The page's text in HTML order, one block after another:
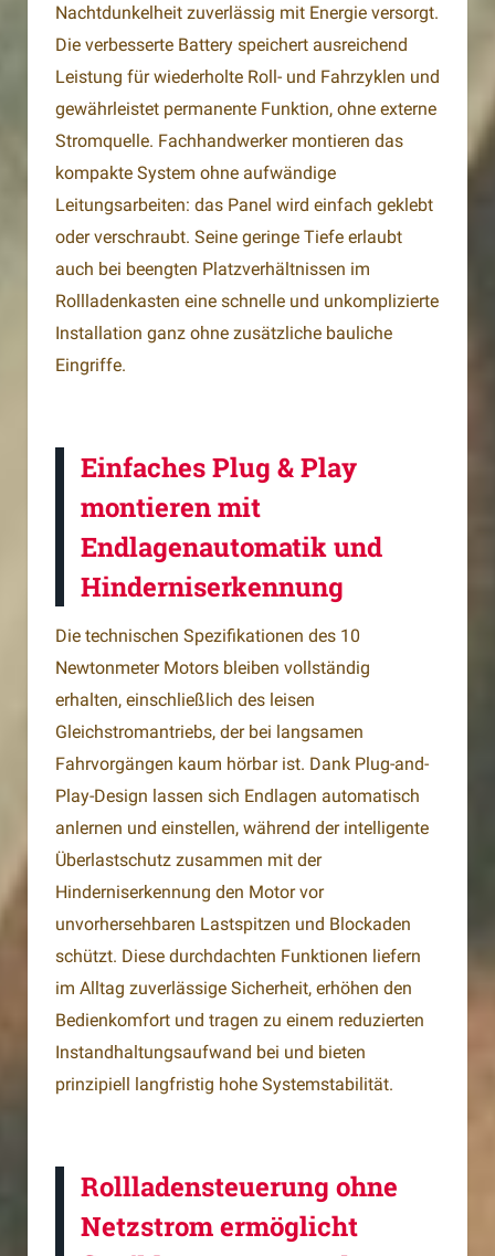
Nachtdunkelheit zuverlässig mit Energie versorgt.
Die verbesserte Battery speichert ausreichend
Leistung für wiederholte Roll- und Fahrzyklen und
gewährleistet permanente Funktion, ohne externe
Stromquelle. Fachhandwerker montieren das
kompakte System ohne aufwändige
Leitungsarbeiten: das Panel wird einfach geklebt
oder verschraubt. Seine geringe Tiefe erlaubt
auch bei beengten Platzverhältnissen im
Rollladenkasten eine schnelle und unkomplizierte
Installation ganz ohne zusätzliche bauliche
Eingriffe.
Einfaches Plug & Play
montieren mit
Endlagenautomatik und
Hinderniserkennung
Die technischen Spezifikationen des 10
Newtonmeter Motors bleiben vollständig
erhalten, einschließlich des leisen
Gleichstromantriebs, der bei langsamen
Fahrvorgängen kaum hörbar ist. Dank Plug-and-
Play-Design lassen sich Endlagen automatisch
anlernen und einstellen, während der intelligente
Überlastschutz zusammen mit der
Hinderniserkennung den Motor vor
unvorhersehbaren Lastspitzen und Blockaden
schützt. Diese durchdachten Funktionen liefern
im Alltag zuverlässige Sicherheit, erhöhen den
Bedienkomfort und tragen zu einem reduzierten
Instandhaltungsaufwand bei und bieten
prinzipiell langfristig hohe Systemstabilität.
Rollladensteuerung ohne
Netzstrom ermöglicht